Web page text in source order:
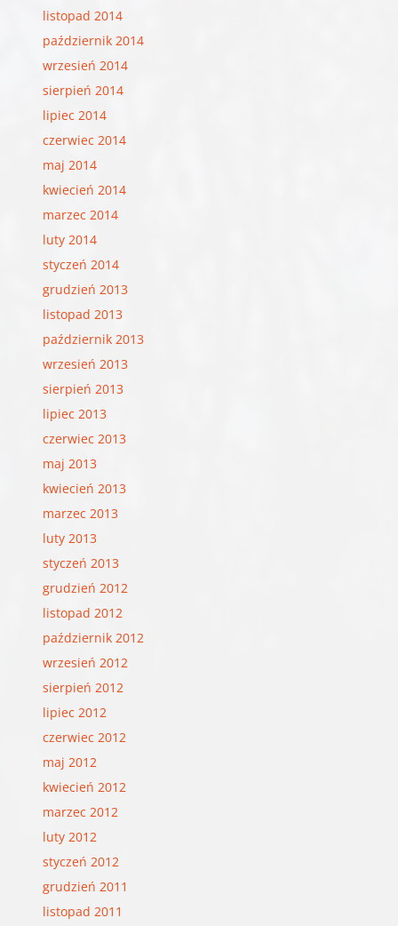
listopad 2014
październik 2014
wrzesień 2014
sierpień 2014
lipiec 2014
czerwiec 2014
maj 2014
kwiecień 2014
marzec 2014
luty 2014
styczeń 2014
grudzień 2013
listopad 2013
październik 2013
wrzesień 2013
sierpień 2013
lipiec 2013
czerwiec 2013
maj 2013
kwiecień 2013
marzec 2013
luty 2013
styczeń 2013
grudzień 2012
listopad 2012
październik 2012
wrzesień 2012
sierpień 2012
lipiec 2012
czerwiec 2012
maj 2012
kwiecień 2012
marzec 2012
luty 2012
styczeń 2012
grudzień 2011
listopad 2011